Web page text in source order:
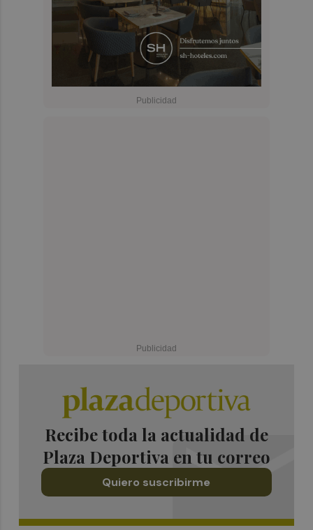
Recibe toda la actualidad de
Plaza Deportiva en tu correo
Quiero suscribirme